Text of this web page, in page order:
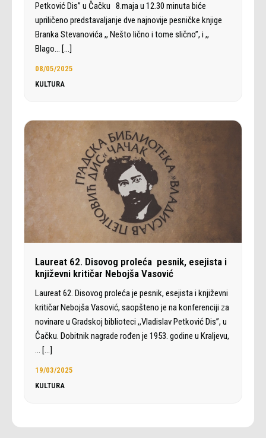
Petković Dis” u Čačku 8.maja u 12.30 minuta biće
upriličeno predstavaljanje dve najnovije pesničke knjige
Branka Stevanovića ,, Nešto lično i tome slično”, i ,,
Blago… […]
08/05/2025
KULTURA
Laureat 62. Disovog proleća pesnik, esejista i
književni kritičar Nebojša Vasović
Laureat 62. Disovog proleća je pesnik, esejista i književni
kritičar Nebojša Vasović, saopšteno je na konferenciji za
novinare u Gradskoj biblioteci ,,Vladislav Petković Dis”, u
Čačku. Dobitnik nagrade rođen je 1953. godine u Kraljevu,
… […]
19/03/2025
KULTURA